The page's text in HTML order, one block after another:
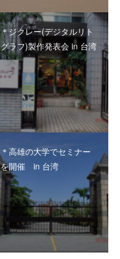
＊ジクレー(デジタルリト
グラフ)製作発表会 in 台湾
＊高雄の大学でセミナー
を開催 in 台湾